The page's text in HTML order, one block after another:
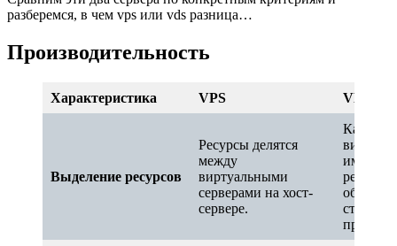
разберемся, в чем vps или vds разница…
Производительность
Характеристика VPS VDS
Выделение ресурсов
Ресурсы делятся
между
виртуальными
серверами на хост-
сервере.
Каждый
имеет
ресурсы,